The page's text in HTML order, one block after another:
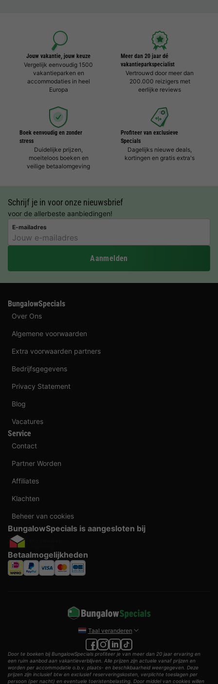
Jouw vakantie, jouw keuze
Vergelijk eenvoudig 1500
vakantieparken en
accommodaties in heel
Europa
Meer dan 20 jaar dé
vakantieparkspecialist
Vertrouwd door meer dan
200.000 reizigers met
eerlijke reviews
Boek eenvoudig en zonder
stress
Duidelijke prijzen,
moeiteloos boeken en
veilige betaalomgeving
Profiteer van exclusieve
Specials
Dagelijks nieuwe deals,
kortingen en gratis extra's
Schrijf je in voor onze nieuwsbrief
voor de allerbeste aanbiedingen!
E-mailadres
Aanmelden
BungalowSpecials
Over Ons
Algemene voorwaarden
Extra voorwaarden partners
Bedrijfsgegevens
Privacy Statement
Blog
Vacatures
Service
Contact
Partner Worden
Affiliates
Klachten
Beheer van cookies
BungalowSpecials is aangesloten bij
Betaalmogelijkheden
Taal veranderen
Door te boeken bij BungalowSpecials profiteer je van meer dan 20 jaar ervaring en
een ruim aanbod aan vakantieverblijven. Alle prijzen zijn actuele vanaf prijzen en
worden per accommodatie o.b.v. plaats- en beschikbaarheid weergegeven. Deze
prijzen zijn inclusief btw en exclusief reserveringskosten, verplichte toeslagen per
persoon (per nacht) en eventuele toeristenbelasting. Door middel van cookies willen